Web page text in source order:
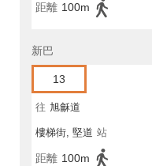
距離 100m
新巴
13
往 旭龢道
樓梯街, 堅道 站
距離 100m